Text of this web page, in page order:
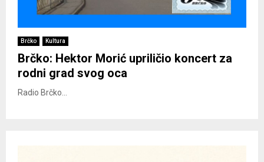
Brčko Kultura
Brčko: Hektor Morić upriličio koncert za
rodni grad svog oca
Radio Brčko...